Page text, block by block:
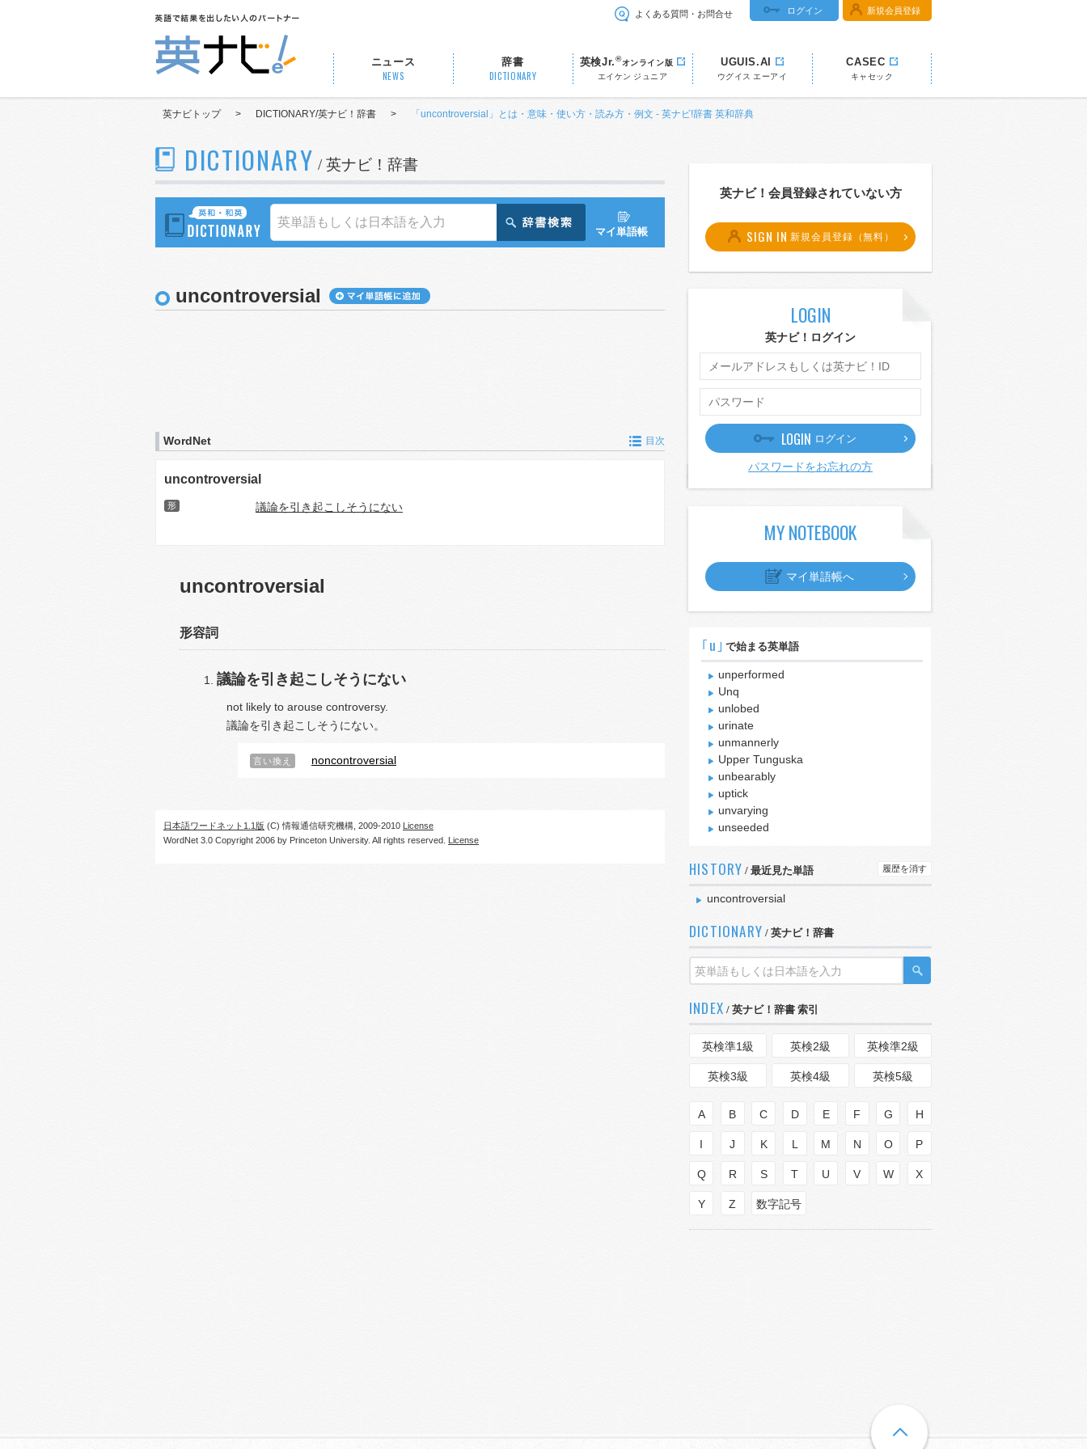
よくある質問・お問合せ ログイン 新規会員登録
ニュース
NEWS
辞書
DICTIONARY
英検Jr.®オンライン版
エイケン ジュニア
UGUIS.AI
ウグイス エーアイ
CASEC
キャセック
英ナビトップ > DICTIONARY/英ナビ！辞書 > 「uncontroversial」とは・意味・使い方・読み方・例文 - 英ナビ!辞書 英和辞典
DICTIONARY / 英ナビ！辞書
マイ単語帳
uncontroversial
WordNet 目次
uncontroversial
形 議論を引き起こしそうにない
uncontroversial
形容詞
議論を引き起こしそうにない
not likely to arouse controversy.
議論を引き起こしそうにない。
言い換え noncontroversial
日本語ワードネット1.1版 (C) 情報通信研究機構, 2009-2010 License
WordNet 3.0 Copyright 2006 by Princeton University. All rights reserved. License
英ナビ！会員登録されていない方
SIGN IN 新規会員登録（無料）
LOGIN
英ナビ！ログイン
LOGIN ログイン
パスワードをお忘れの方
MY NOTEBOOK
マイ単語帳へ
｢u｣ で始まる英単語
unperformed
Unq
unlobed
urinate
unmannerly
Upper Tunguska
unbearably
uptick
unvarying
unseeded
HISTORY / 最近見た単語 履歴を消す
uncontroversial
DICTIONARY / 英ナビ！辞書
INDEX / 英ナビ！辞書 索引
英検準1級 英検2級 英検準2級
英検3級 英検4級 英検5級
A B C D E F G H
I J K L M N O P
Q R S T U V W X
Y Z 数字記号